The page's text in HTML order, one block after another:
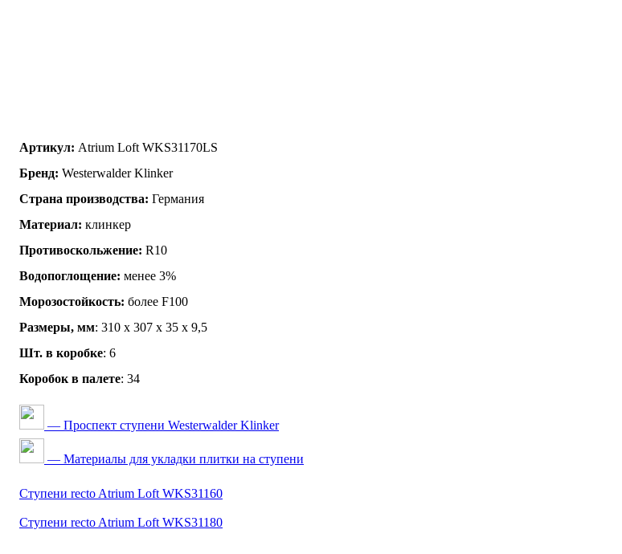
Артикул: Atrium Loft WKS31170LS
Бренд: Westerwalder Klinker
Страна производства: Германия
Материал: клинкер
Противоскольжение: R10
Водопоглощение: менее 3%
Морозостойкость: более F100
Размеры, мм: 310 x 307 x 35 x 9,5
Шт. в коробке: 6
Коробок в палете: 34
— Проспект ступени Westerwalder Klinker
— Материалы для укладки плитки на ступени
Ступени recto Atrium Loft WKS31160
Ступени recto Atrium Loft WKS31180